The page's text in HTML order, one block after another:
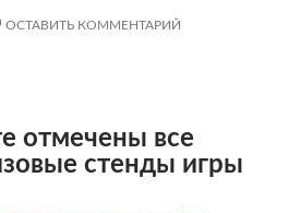
ОСТАВИТЬ КОММЕНТАРИЙ
отмечены все
стенды игры